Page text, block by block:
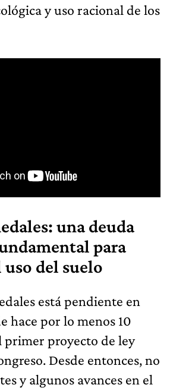
y uso racional de los
una deuda
para
del suelo
está pendiente en
hace por lo menos 10
primer proyecto de ley
Desde entonces, no
y algunos avances en el